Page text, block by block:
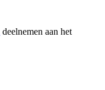
deelnemen aan het